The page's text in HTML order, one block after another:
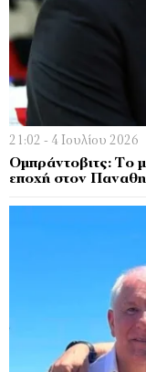
21:02 - 4 Ιουλίου 2026
Ομπράντοβιτς: Το
εποχή στον